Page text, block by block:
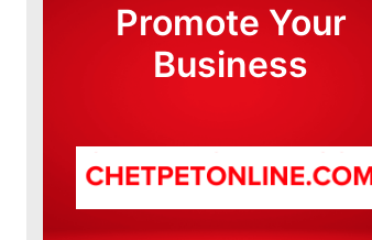
Promote Your
Business